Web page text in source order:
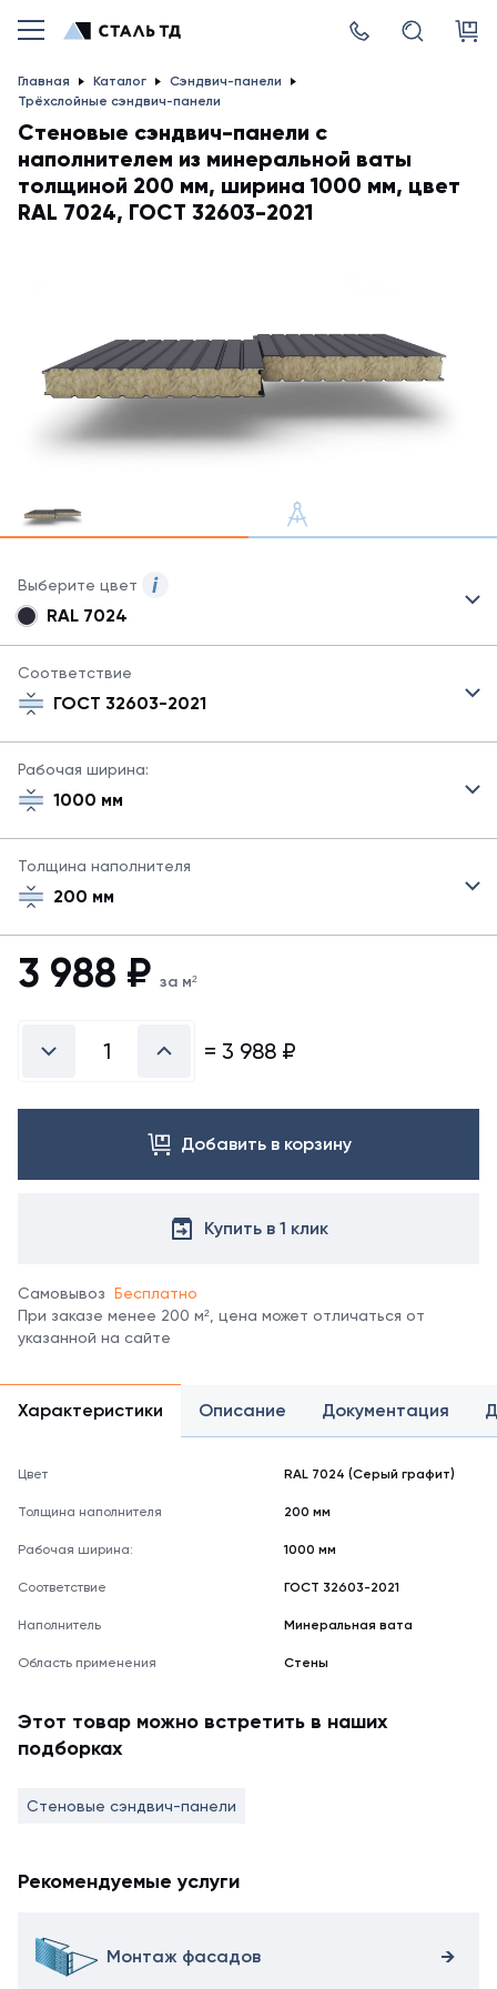
Главная Каталог
Сэндвич-панели
Трёхслойные сэндвич-панели
Стеновые сэндвич-панели с
наполнителем из минеральной ваты
толщиной 200 мм, ширина 1000 мм, цвет
RAL 7024, ГОСТ 32603-2021
Выберите цвет
сэндвич-
быть
все
Для
заказа
свяжитесь
с
менеджером.
цвета
справочнике
цветов
RAL.
*
цвета
может
не
полностью
оттенку.
RAL 7024
Соответствие
ГОСТ 32603-2021
Рабочая ширина:
1000 мм
Толщина наполнителя
200 мм
3 988 ₽ за м²
= 3 988 ₽
Добавить в корзину
Купить в 1 клик
Самовывоз Бесплатно
При заказе менее 200 м², цена может отличаться от
указанной на сайте
Характеристики Описание Документация
Цвет RAL 7024 (Серый графит)
Толщина наполнителя 200 мм
Рабочая ширина: 1000 мм
Соответствие ГОСТ 32603-2021
Наполнитель Минеральная вата
Область применения Стены
Этот товар можно встретить в наших
подборках
Стеновые сэндвич-панели
Рекомендуемые услуги
Монтаж фасадов